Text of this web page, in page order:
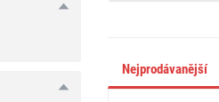
Nejprodávanější